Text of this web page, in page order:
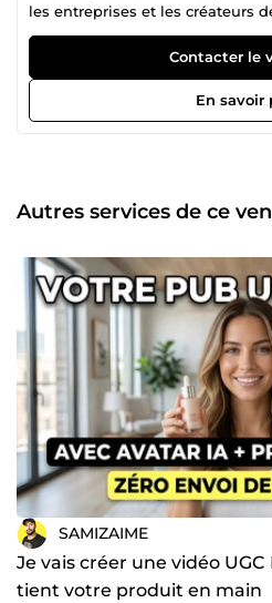
les entreprises et les créateurs
leur communication grâce à
et des vidéos UGC captivantes.
économiser des milliers d'euros
en gardant une qualité studio.
d'Avatars IA (Synthesia, HeyGen)
Contacter le
En savoir
Autres services de ce
SAMIZAIME
Je vais créer une vidéo
tient votre produit en main